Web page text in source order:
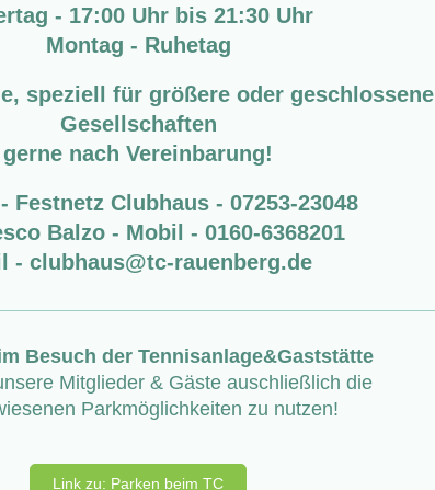
- 17:00 Uhr bis 21:30 Uhr
Montag - Ruhetag
speziell für größere oder geschlossene
Gesellschaften
gerne nach Vereinbarung!
Festnetz Clubhaus - 07253-23048
Balzo - Mobil - 0160-6368201
- clubhaus@tc-rauenberg.de
Besuch der Tennisanlage&Gaststätte
Mitglieder & Gäste auschließlich die
Parkmöglichkeiten zu nutzen!
Link zu: Parken beim TC